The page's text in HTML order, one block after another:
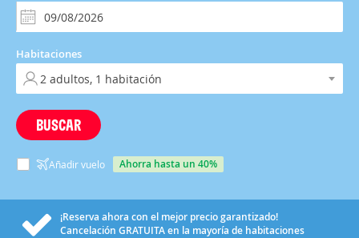
Habitaciones
BUSCAR
Añadir vuelo ahorra hasta un 40%
¡Reserva ahora con el mejor precio garantizado!
Cancelación GRATUITAen la mayoría de habitaciones